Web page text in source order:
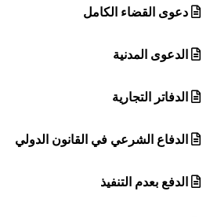
دعوى القضاء الكامل
الدعوى المدنية
الدفاتر التجارية
الدفاع الشرعي في القانون الدولي
الدفع بعدم التنفيذ